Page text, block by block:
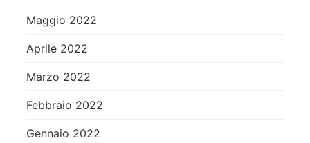
Maggio 2022
Aprile 2022
Marzo 2022
Febbraio 2022
Gennaio 2022